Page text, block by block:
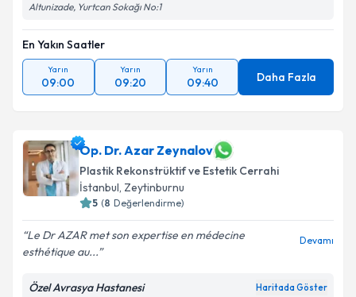
Altunizade, Yurtcan Sokağı No:1
En Yakın Saatler
Yarın
09:00
Yarın
09:20
Yarın
09:40 Daha Fazla
Op. Dr. Azar Zeynalov
Plastik Rekonstrüktif ve Estetik Cerrahi
İstanbul, Zeytinburnu
5 (8 Değerlendirme)
Le Dr AZAR met son expertise en médecine
esthétique au...
Devamı
Özel Avrasya Hastanesi Haritada Göster